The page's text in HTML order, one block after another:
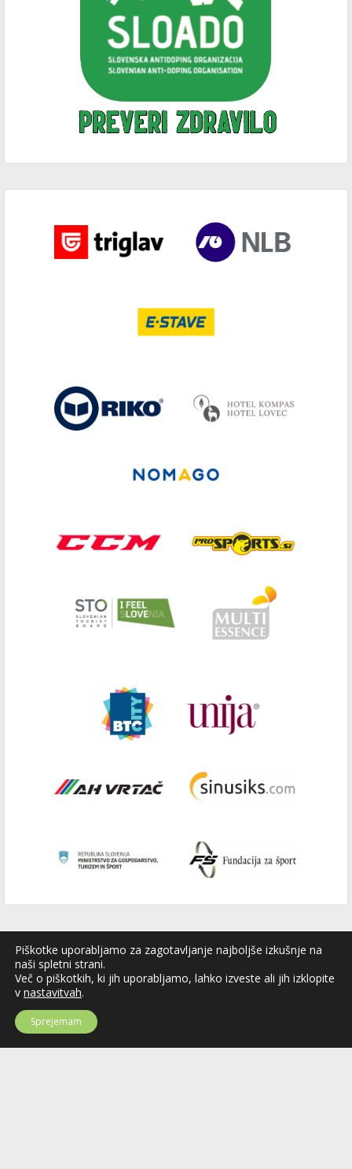
Piškotke uporabljamo za zagotavljanje najboljše izkušnje na
naši spletni strani.
Več o piškotkih, ki jih uporabljamo, lahko izveste ali jih izklopite
v nastavitvah.
Sprejemam